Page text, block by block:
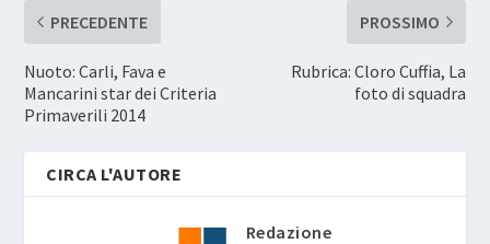
PRECEDENTE
Nuoto: Carli, Fava e
Mancarini star dei Criteria
Primaverili 2014
PROSSIMO
Rubrica: Cloro Cuffia, La
foto di squadra
CIRCA L'AUTORE
Redazione